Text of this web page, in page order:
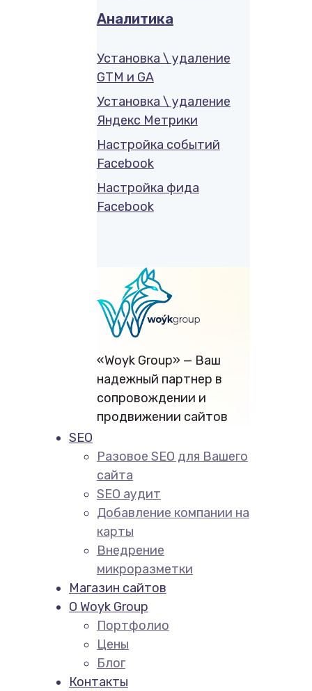
Аналитика
Установка \ удаление
GTM и GA
Установка \ удаление
Яндекс Метрики
Настройка событий
Facebook
Настройка фида
Facebook
«Woyk Group» — Ваш
надежный партнер в
сопровождении и
продвижении сайтов
SEO
Разовое SEO для Вашего
сайта
SEO аудит
Добавление компании на
карты
Внедрение
микроразметки
Магазин сайтов
О Woyk Group
Портфолио
Цены
Блог
Контакты